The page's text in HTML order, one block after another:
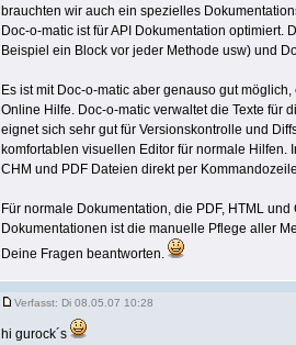
brauchten wir auch ein spezielles
Doc-o-matic ist für API Dokumentation
Beispiel ein Block vor jeder Methode usw) und
Es ist mit Doc-o-matic aber genauso gut
Online Hilfe. Doc-o-matic verwaltet die Texte für
eignet sich sehr gut für Versionskontrolle und
komfortablen visuellen Editor für normale
CHM und PDF Dateien direkt per
Für normale Dokumentation, die PDF, HTML
Dokumentationen ist die manuelle Pflege aller
Deine Fragen beantworten.
Verfasst: Di 08.05.07 10:28
hi gurock´s